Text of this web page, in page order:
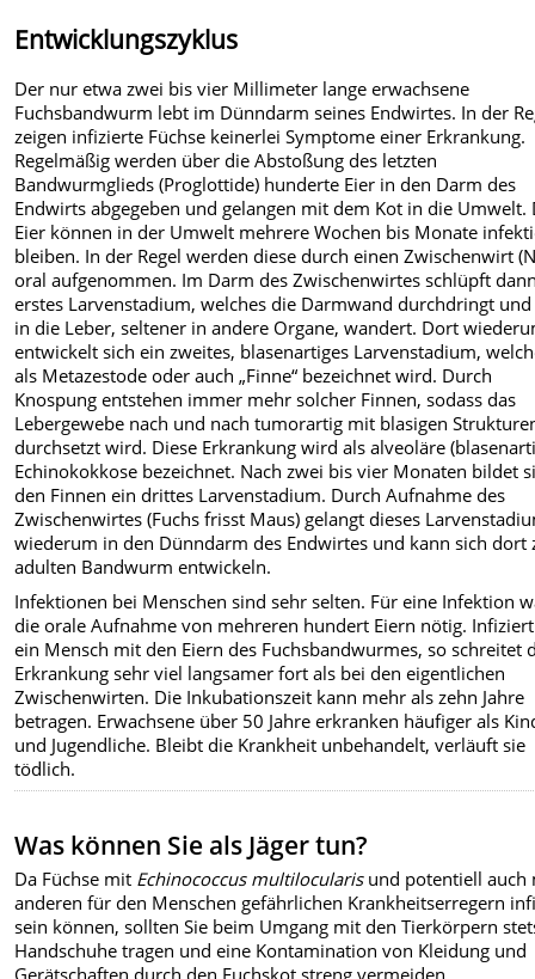
Entwicklungszyklus
Der nur etwa zwei bis vier Millimeter lange erwachsene
Fuchsbandwurm lebt im Dünndarm seines Endwirtes. In der
zeigen infizierte Füchse keinerlei Symptome einer Erkrankung.
Regelmäßig werden über die Abstoßung des letzten
Bandwurmglieds (Proglottide) hunderte Eier in den Darm des
Endwirts abgegeben und gelangen mit dem Kot in die Umwelt.
Eier können in der Umwelt mehrere Wochen bis Monate
bleiben. In der Regel werden diese durch einen Zwischenwirt
oral aufgenommen. Im Darm des Zwischenwirtes schlüpft
erstes Larvenstadium, welches die Darmwand durchdringt
in die Leber, seltener in andere Organe, wandert. Dort
entwickelt sich ein zweites, blasenartiges Larvenstadium,
als Metazestode oder auch „Finne“ bezeichnet wird. Durch
Knospung entstehen immer mehr solcher Finnen, sodass das
Lebergewebe nach und nach tumorartig mit blasigen
durchsetzt wird. Diese Erkrankung wird als alveoläre
Echinokokkose bezeichnet. Nach zwei bis vier Monaten bildet
den Finnen ein drittes Larvenstadium. Durch Aufnahme des
Zwischenwirtes (Fuchs frisst Maus) gelangt dieses
wiederum in den Dünndarm des Endwirtes und kann sich dort
adulten Bandwurm entwickeln.
Infektionen bei Menschen sind sehr selten. Für eine Infektion
die orale Aufnahme von mehreren hundert Eiern nötig.
ein Mensch mit den Eiern des Fuchsbandwurmes, so schreitet
Erkrankung sehr viel langsamer fort als bei den eigentlichen
Zwischenwirten. Die Inkubationszeit kann mehr als zehn Jahre
betragen. Erwachsene über 50 Jahre erkranken häufiger als
und Jugendliche. Bleibt die Krankheit unbehandelt, verläuft sie
tödlich.
Was können Sie als Jäger tun?
Da Füchse mit Echinococcus multilocularisund potentiell auch
anderen für den Menschen gefährlichen Krankheitserregern
sein können, sollten Sie beim Umgang mit den Tierkörpern
Handschuhe tragen und eine Kontamination von Kleidung und
Gerätschaften durch den Fuchskot streng vermeiden.